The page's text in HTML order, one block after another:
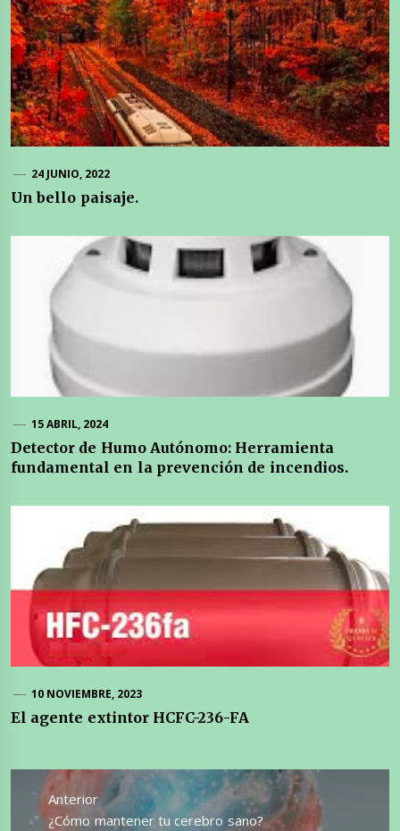
24 JUNIO, 2022
Un bello paisaje.
15 ABRIL, 2024
Detector de Humo Autónomo: Herramienta
fundamental en la prevención de incendios.
10 NOVIEMBRE, 2023
El agente extintor HCFC-236-FA
Navegación
entradas
Anterior
Entrada
¿Cómo mantener tu cerebro sano?